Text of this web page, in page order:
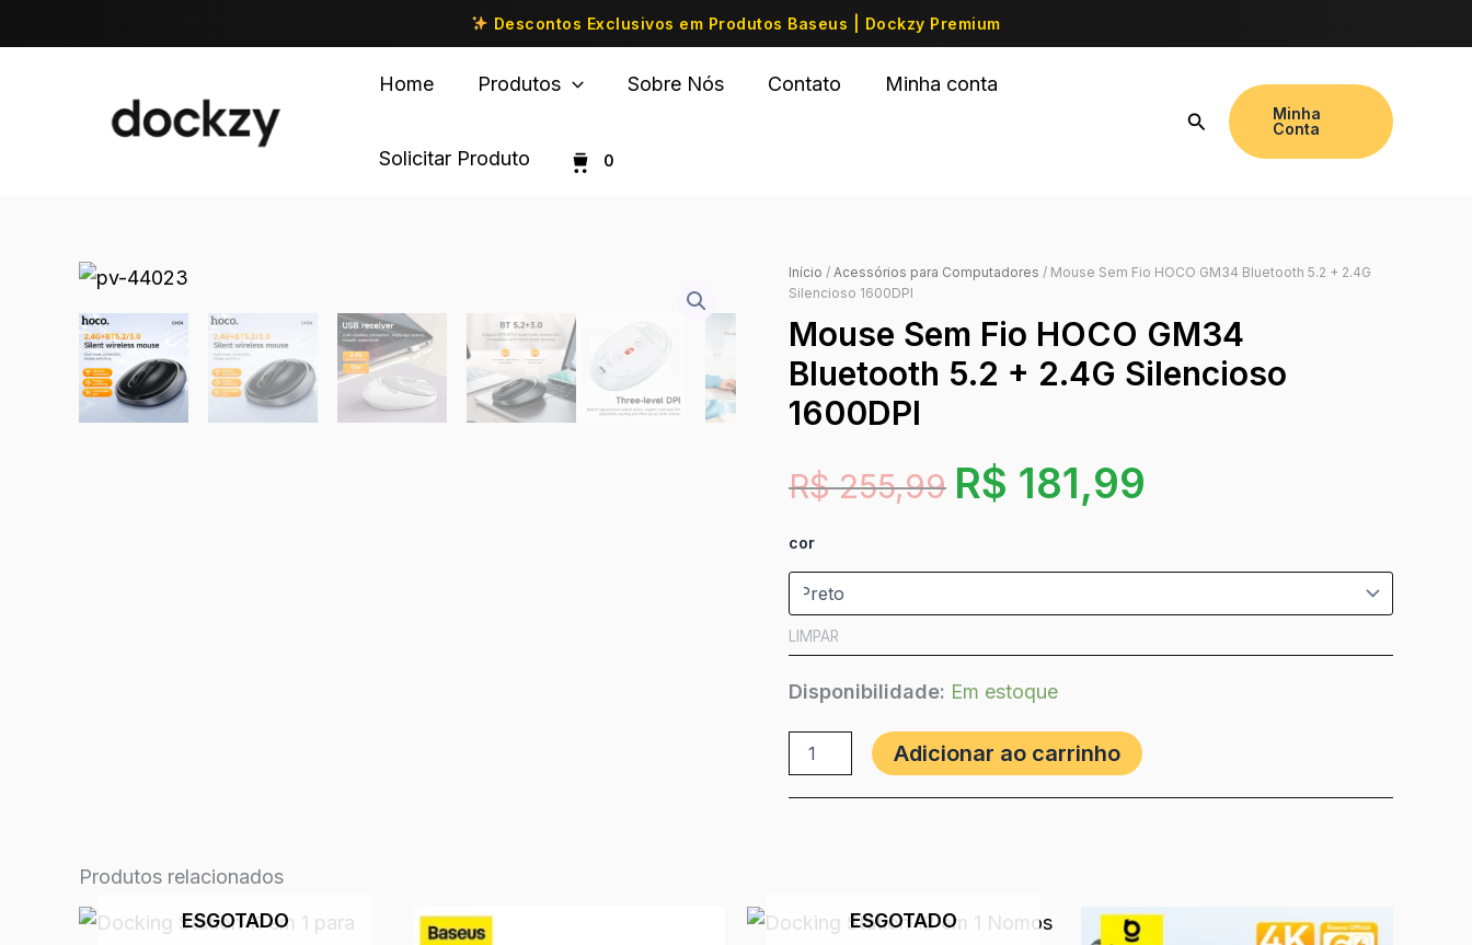
Descontos Exclusivos em Produtos Baseus | Dockzy Premium
Home Produtos Sobre Nós Contato Minha conta
Solicitar Produto 0
Minha
Conta
Início / Acessórios para Computadores / Mouse Sem Fio HOCO GM34 Bluetooth 5.2 + 2.4G
Silencioso 1600DPI
Mouse Sem Fio HOCO GM34
Bluetooth 5.2 + 2.4G Silencioso
1600DPI
R$255,99 R$ 181,99
cor
LIMPAR
Disponibilidade: Em estoque
Adicionar ao carrinho
Produtos relacionados
ESGOTADO
ESGOTADO